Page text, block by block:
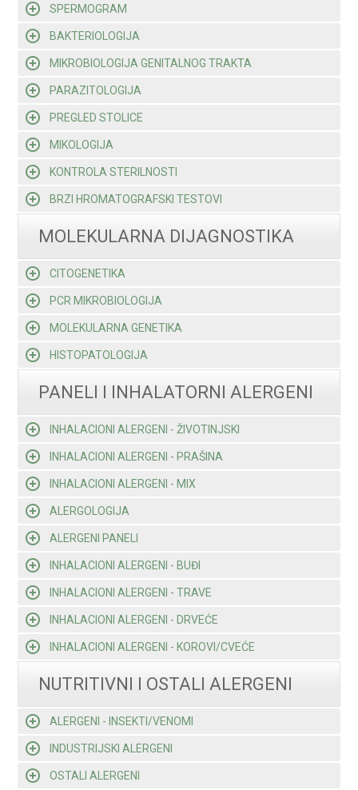
SPERMOGRAM
BAKTERIOLOGIJA
MIKROBIOLOGIJA GENITALNOG TRAKTA
PARAZITOLOGIJA
PREGLED STOLICE
MIKOLOGIJA
KONTROLA STERILNOSTI
BRZI HROMATOGRAFSKI TESTOVI
MOLEKULARNA DIJAGNOSTIKA
CITOGENETIKA
PCR MIKROBIOLOGIJA
MOLEKULARNA GENETIKA
HISTOPATOLOGIJA
PANELI I INHALATORNI ALERGENI
INHALACIONI ALERGENI - ŽIVOTINJSKI
INHALACIONI ALERGENI - PRAŠINA
INHALACIONI ALERGENI - MIX
ALERGOLOGIJA
ALERGENI PANELI
INHALACIONI ALERGENI - BUĐI
INHALACIONI ALERGENI - TRAVE
INHALACIONI ALERGENI - DRVEĆE
INHALACIONI ALERGENI - KOROVI/CVEĆE
NUTRITIVNI I OSTALI ALERGENI
ALERGENI - INSEKTI/VENOMI
INDUSTRIJSKI ALERGENI
OSTALI ALERGENI